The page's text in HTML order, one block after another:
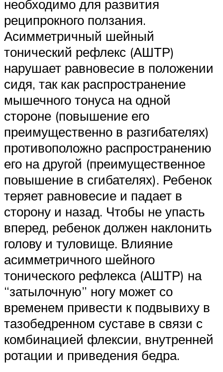
необходимо для развития
реципрокного ползания.
Асимметричный шейный
тонический рефлекс (АШТР)
нарушает равновесие в положении
сидя, так как распространение
мышечного тонуса на одной
стороне (повышение его
преимущественно в разгибателях)
противоположно распространению
его на другой (преимущественное
повышение в сгибателях). Ребенок
теряет равновесие и падает в
сторону и назад. Чтобы не упасть
вперед, ребенок должен наклонить
голову и туловище. Влияние
асимметричного шейного
тонического рефлекса (АШТР) на
“затылочную” ногу может со
временем привести к подвывиху в
тазобедренном суставе в связи с
комбинацией флексии, внутренней
ротации и приведения бедра.